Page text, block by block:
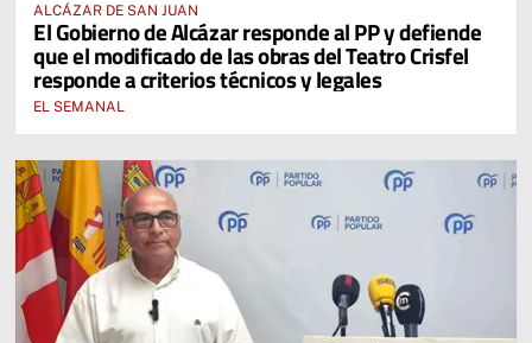
ALCÁZAR DE SAN JUAN
El Gobierno de Alcázar responde al PP y defiende
que el modificado de las obras del Teatro Crisfel
responde a criterios técnicos y legales
EL SEMANAL